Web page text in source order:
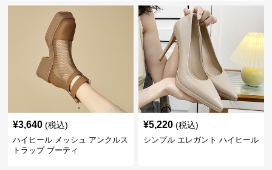
¥3,640 (税込)
ハイヒール メッシュ アンクルス
トラップ ブーティ
¥5,220 (税込)
シンプル エレガント ハイヒール